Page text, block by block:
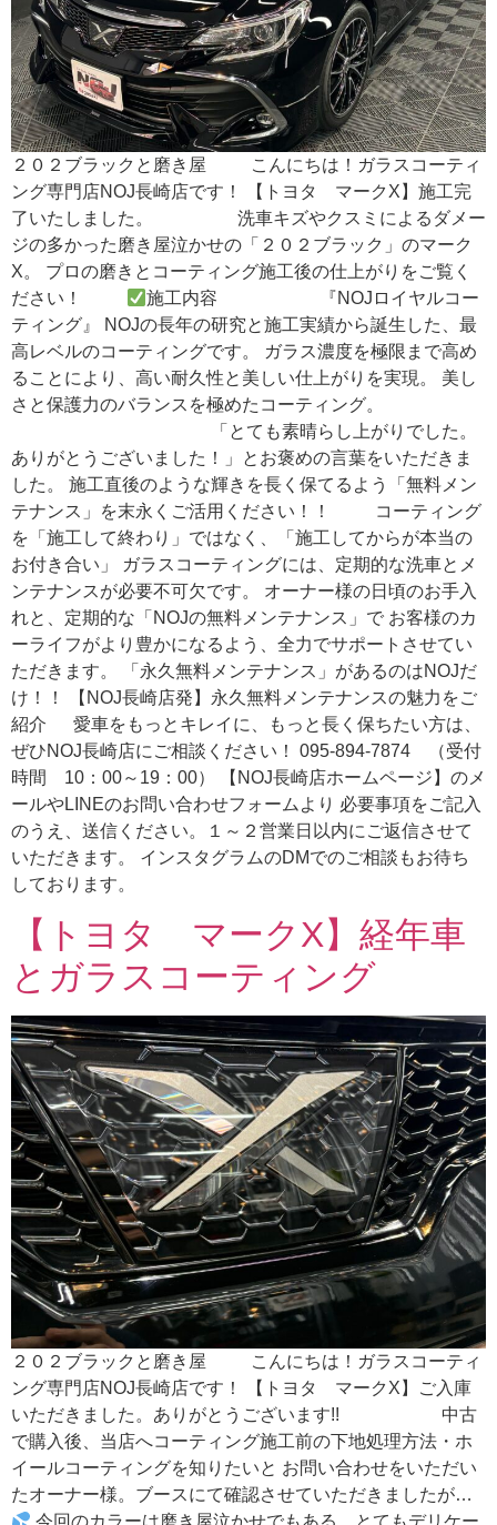
２０２ブラックと磨き屋 こんにちは！ガラスコーティ
ング専門店NOJ長崎店です！ 【トヨタ マークX】施工完
了いたしました。 洗車キズやクスミによるダメー
ジの多かった磨き屋泣かせの「２０２ブラック」のマーク
X。 プロの磨きとコーティング施工後の仕上がりをご覧く
ださい！
施工内容 『NOJロイヤルコー
ティング』 NOJの長年の研究と施工実績から誕生した、最
高レベルのコーティングです。 ガラス濃度を極限まで高め
ることにより、高い耐久性と美しい仕上がりを実現。 美し
さと保護力のバランスを極めたコーティング。
「とても素晴らし上がりでした。
ありがとうございました！」とお褒めの言葉をいただきま
した。 施工直後のような輝きを長く保てるよう「無料メン
テナンス」を末永くご活用ください！！ コーティング
を「施工して終わり」ではなく、「施工してからが本当の
お付き合い」 ガラスコーティングには、定期的な洗車とメ
ンテナンスが必要不可欠です。 オーナー様の日頃のお手入
れと、定期的な「NOJの無料メンテナンス」で お客様のカ
ーライフがより豊かになるよう、全力でサポートさせてい
ただきます。 「永久無料メンテナンス」があるのはNOJだ
け！！ 【NOJ長崎店発】永久無料メンテナンスの魅力をご
紹介 愛車をもっとキレイに、もっと長く保ちたい方は、
ぜひNOJ長崎店にご相談ください！ 095-894-7874 （受付
時間 10：00～19：00） 【NOJ長崎店ホームページ】のメ
ールやLINEのお問い合わせフォームより 必要事項をご記入
のうえ、送信ください。１～２営業日以内にご返信させて
いただきます。 インスタグラムのDMでのご相談もお待ち
しております。
【トヨタ マークX】経年車
とガラスコーティング
２０２ブラックと磨き屋 こんにちは！ガラスコーティ
ング専門店NOJ長崎店です！ 【トヨタ マークX】ご入庫
いただきました。ありがとうございます!! 中古
で購入後、当店へコーティング施工前の下地処理方法・ホ
イールコーティングを知りたいと お問い合わせをいただい
たオーナー様。ブースにて確認させていただきましたが…